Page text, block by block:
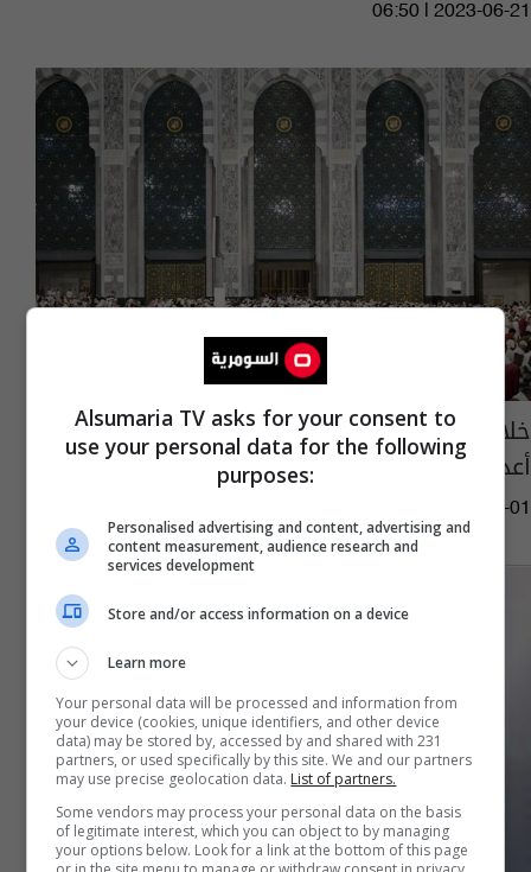
06:50 | 2023-06-21
خلال الـ10 الاولى من رمضان.. السعودية تُحصّي
أعداد الوافدين لإداء العمرة
01:05 | 2023-04-01
Alsumaria TV asks for your consent to
use your personal data for the following
purposes:
Personalised advertising and content, advertising and
content measurement, audience research and
services development
Store and/or access information on a device
Learn more
Your personal data will be processed and information from
your device (cookies, unique identifiers, and other device
data) may be stored by, accessed by and shared with 231
partners, or used specifically by this site. We and our partners
may use precise geolocation data. List of partners.
Some vendors may process your personal data on the basis
of legitimate interest, which you can object to by managing
your options below. Look for a link at the bottom of this page